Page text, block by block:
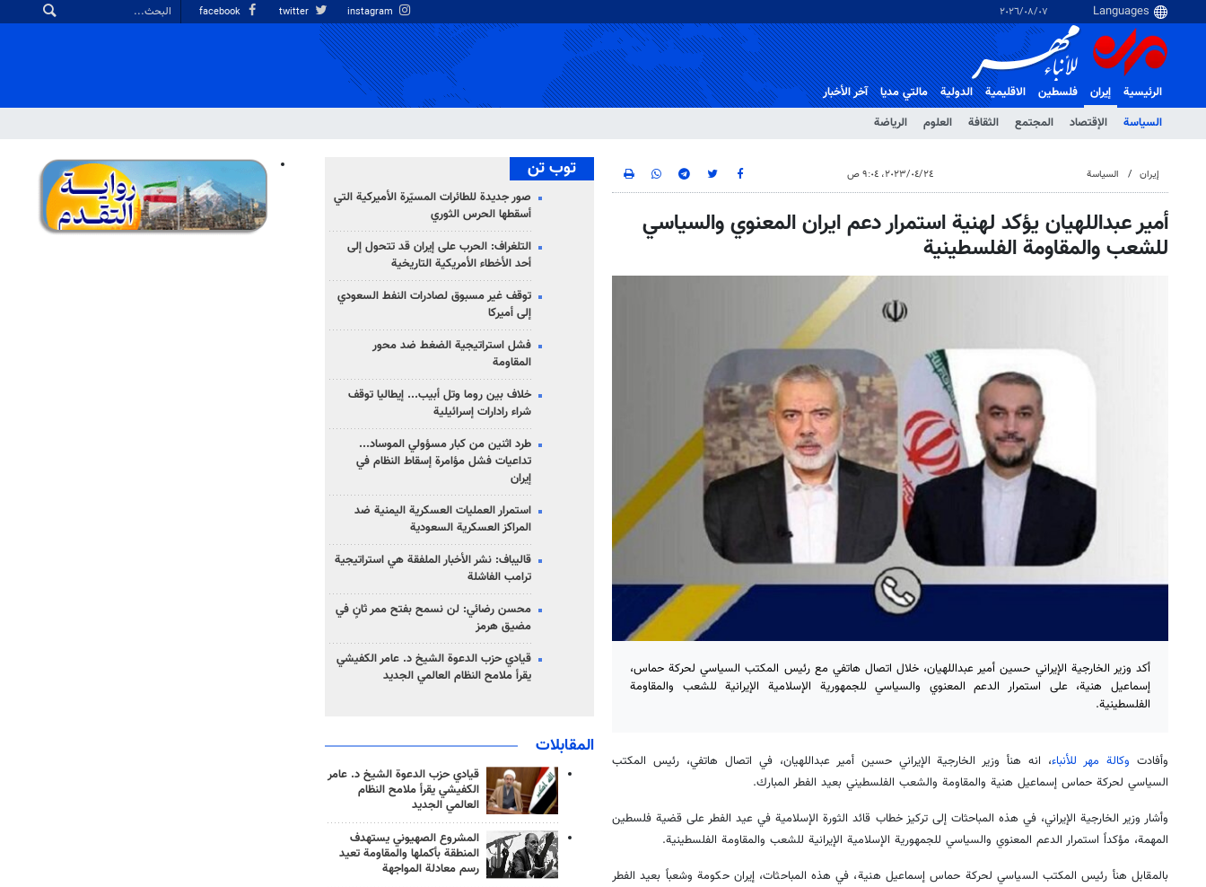
٠٧‏/٠٨‏/٢٠٢٦
الرئيسية
إيران
السياسة
الإقتصاد المجتمع الثقافة العلوم الرياضة
فلسطین الاقلیمیة الدولية مالتي مدیا آخر الأخبار
إيران السياسة ٢٤‏/٠٤‏/٢٠٢٣، ٩:٠٤ ص
أمير عبداللهيان يؤكد لهنية استمرار دعم ايران المعنوي والسياسي
للشعب والمقاومة الفلسطينية
أكد وزير الخارجية الإيراني حسين أمير عبداللهيان، خلال اتصال هاتفي مع رئيس المكتب السياسي لحركة حماس،
إسماعيل هنية، على استمرار الدعم المعنوي والسياسي للجمهورية الإسلامية الإيرانية للشعب والمقاومة
الفلسطينية.
وأفادت وكالة مهر للأنباء، انه هنأ وزير الخارجية الإيراني حسين أمير عبداللهيان، في اتصال هاتفي، رئيس المكتب
السياسي لحركة حماس إسماعيل هنية والمقاومة والشعب الفلسطيني بعيد الفطر المبارك.
وأشار وزير الخارجية الإيراني، في هذه المباحثات إلى تركيز خطاب قائد الثورة الإسلامية في عيد الفطر على قضية فلسطين
المهمة، مؤكداً استمرار الدعم المعنوي والسياسي للجمهورية الإسلامية الإيرانية للشعب والمقاومة الفلسطينية.
بالمقابل هنأ رئيس المكتب السياسي لحركة حماس إسماعيل هنية، في هذه المباحثات، إيران حكومة وشعباً بعيد الفطر
توب تن
صور جديدة للطائرات المسيّرة الأميركية التي
أسقطها الحرس الثوري
التلغراف: الحرب على إيران قد تتحول إلى
أحد الأخطاء الأمريكية التاريخية
توقف غير مسبوق لصادرات النفط السعودي
إلى أميركا
فشل استراتيجية الضغط ضد محور
المقاومة
خلاف بين روما وتل أبيب... إيطاليا توقف
شراء رادارات إسرائيلية
طرد اثنين من كبار مسؤولي الموساد...
تداعيات فشل مؤامرة إسقاط النظام في
إيران
استمرار العمليات العسكرية اليمنية ضد
المراكز العسكرية السعودية
قاليباف: نشر الأخبار الملفقة هي استراتيجية
ترامب الفاشلة
محسن رضائي: لن نسمح بفتح ممر ثانٍ في
مضيق هرمز
قيادي حزب الدعوة الشيخ د. عامر الكفيشي
يقرأ ملامح النظام العالمي الجديد
المقابلات
قيادي حزب الدعوة الشيخ د. عامر
الكفيشي يقرأ ملامح النظام
العالمي الجديد
المشروع الصهيوني يستهدف
المنطقة بأكملها والمقاومة تعيد
رسم معادلة المواجهة